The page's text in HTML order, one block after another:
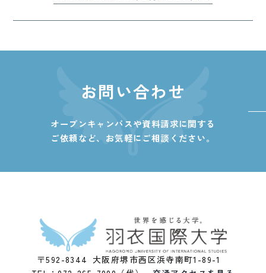
お問い合わせ
オープンキャンパスや資料請求に関する
ご依頼など、 お気軽にご相談ください。
〒592-8344 大阪府堺市西区浜寺南町1-89-1